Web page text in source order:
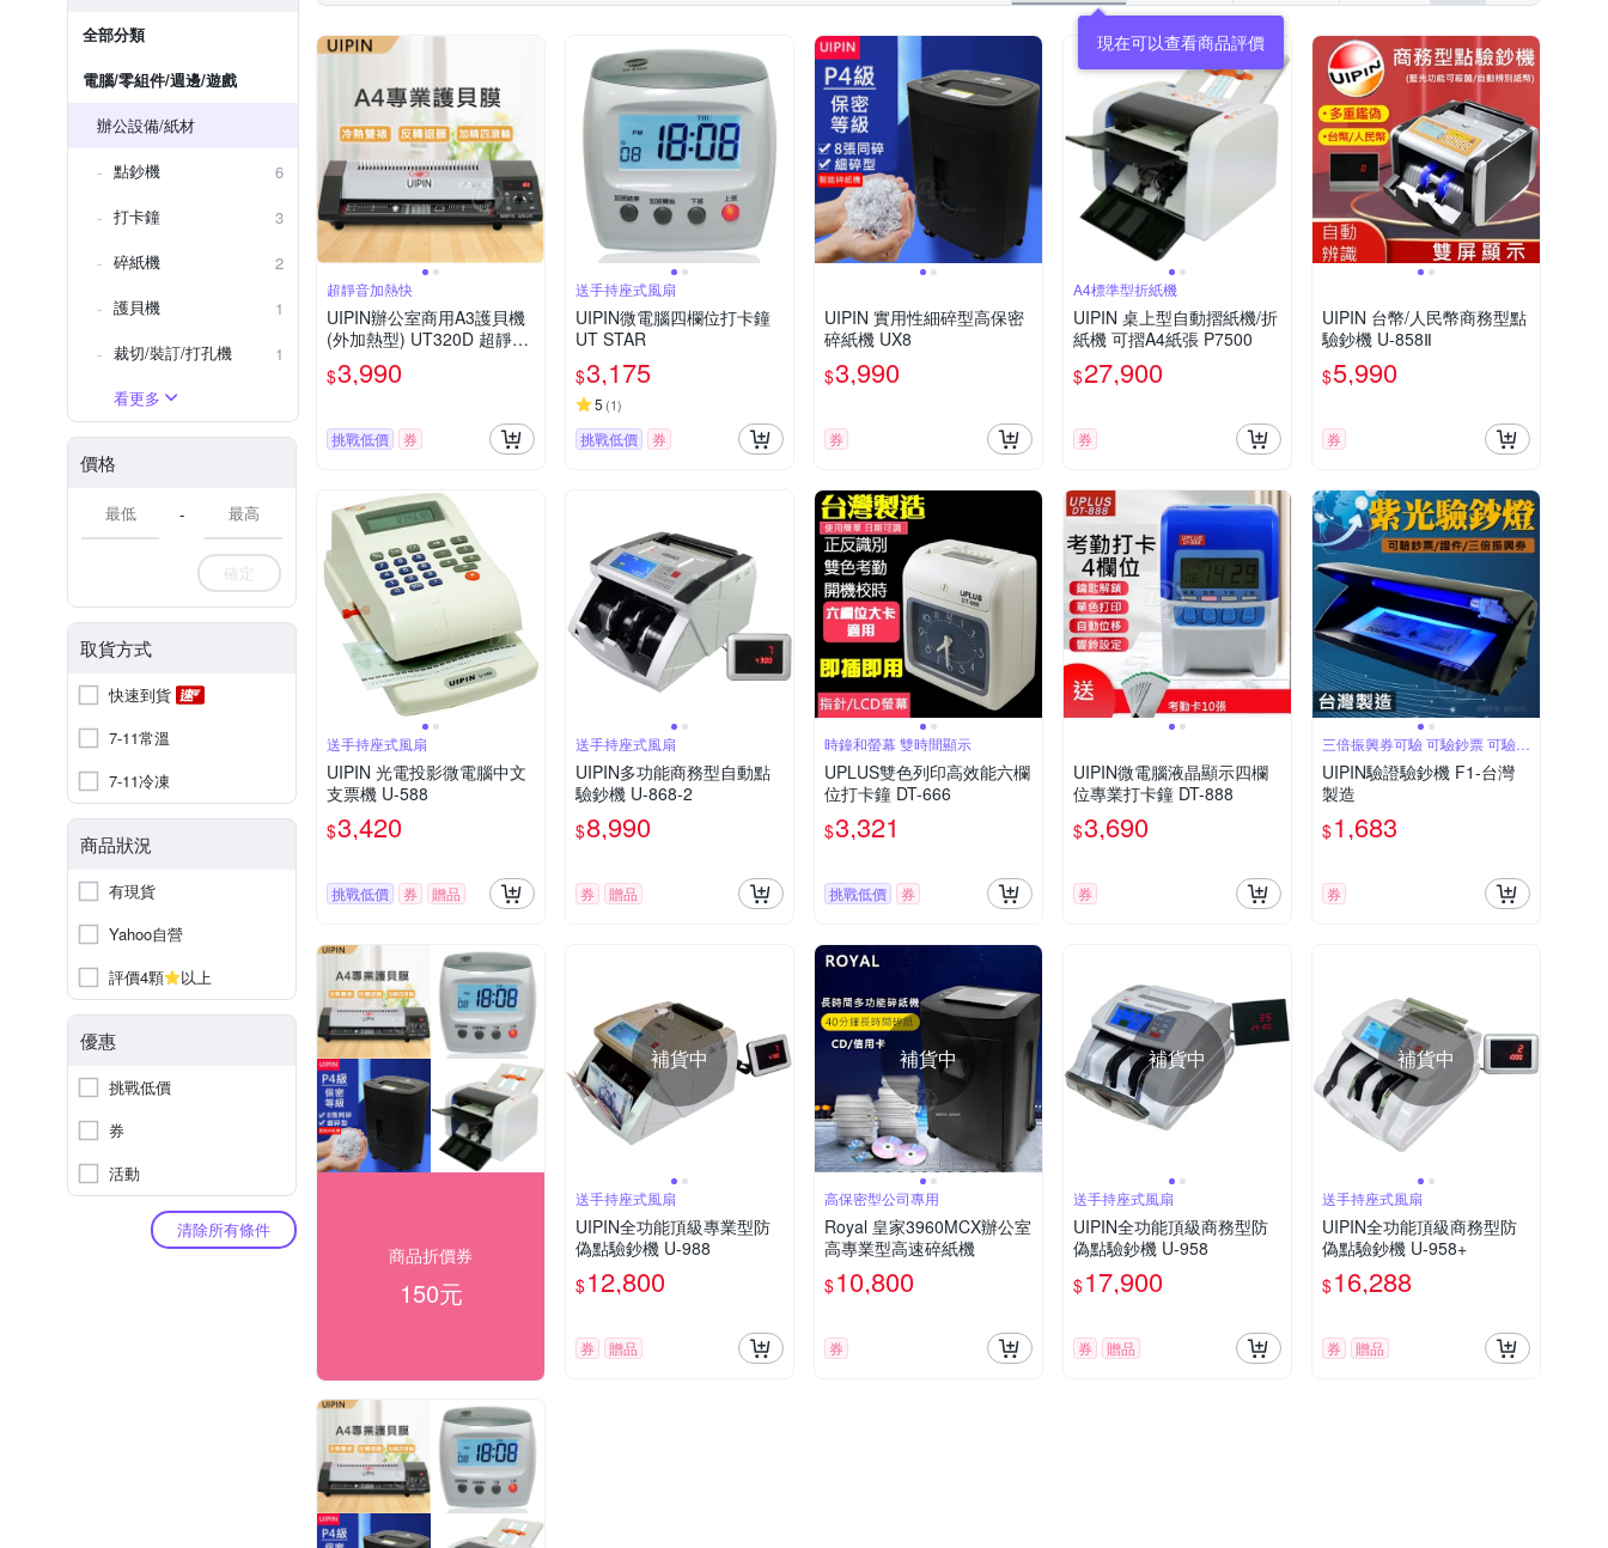
全部分類
電腦/零組件/週邊/遊戲
辦公設備/紙材
點鈔機
6
打卡鐘
3
碎紙機
2
護貝機
1
裁切/裝訂/打孔機
1
看更多
價格
-
確定
取貨方式
快速到貨
7-11常溫
7-11冷凍
商品狀況
有現貨
Yahoo自營
評價4顆
以上
優惠
挑戰低價
券
活動
清除所有條件
超靜音加熱快
UIPIN辦公室商用A3護貝機
(外加熱型) UT320D 超靜音
加熱快
$3,990
挑戰低價 券
送手持座式風扇
UIPIN微電腦四欄位打卡鐘
UT STAR
$3,175
5 (1)
挑戰低價 券
UIPIN 實用性細碎型高保密
碎紙機 UX8
$3,990
券
A4標準型折紙機
UIPIN 桌上型自動摺紙機/折
紙機 可摺A4紙張 P7500
$27,900
券
UIPIN 台幣/人民幣商務型點
驗鈔機 U-858Ⅱ
$5,990
券
送手持座式風扇
UIPIN 光電投影微電腦中文
支票機 U-588
$3,420
挑戰低價 券 贈品
送手持座式風扇
UIPIN多功能商務型自動點
驗鈔機 U-868-2
$8,990
券 贈品
時鐘和螢幕 雙時間顯示
UPLUS雙色列印高效能六欄
位打卡鐘 DT-666
$3,321
挑戰低價 券
UIPIN微電腦液晶顯示四欄
位專業打卡鐘 DT-888
$3,690
券
三倍振興券可驗 可驗鈔票 可驗證
件
UIPIN驗證驗鈔機 F1-台灣
製造
$1,683
券
商品折價券
150元
補貨中
送手持座式風扇
UIPIN全功能頂級專業型防
偽點驗鈔機 U-988
$12,800
券 贈品
補貨中
高保密型公司專用
Royal 皇家3960MCX辦公室
高專業型高速碎紙機
$10,800
券
補貨中
送手持座式風扇
UIPIN全功能頂級商務型防
偽點驗鈔機 U-958
$17,900
券 贈品
補貨中
送手持座式風扇
UIPIN全功能頂級商務型防
偽點驗鈔機 U-958+
$16,288
券 贈品